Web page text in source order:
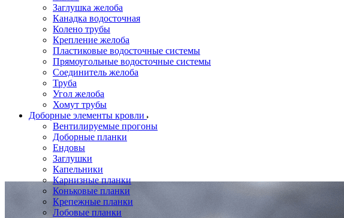
Заглушка желоба
Канадка водосточная
Колено трубы
Крепление желоба
Пластиковые водосточные системы
Прямоугольные водосточные системы
Соединитель желоба
Труба
Угол желоба
Хомут трубы
Доборные элементы кровли
Вентилируемые прогоны
Доборные планки
Ендовы
Заглушки
Капельники
Карнизные планки
Коньковые планки
Крепежные планки
Лобовые планки